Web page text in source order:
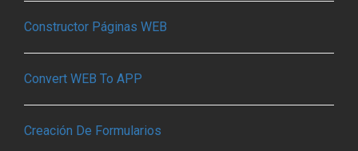
Constructor Páginas WEB
Convert WEB To APP
Creación De Formularios